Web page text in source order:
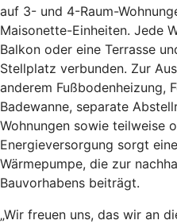
auf 3- und 4-Raum-
Maisonette-Einheiten. Jede
Balkon oder eine Terrasse
Stellplatz verbunden. Zur
anderem Fußbodenheizung,
Badewanne, separate
Wohnungen sowie teilweise
Energieversorgung sorgt
Wärmepumpe, die zur
Bauvorhabens beiträgt.
„Wir freuen uns, das wir an